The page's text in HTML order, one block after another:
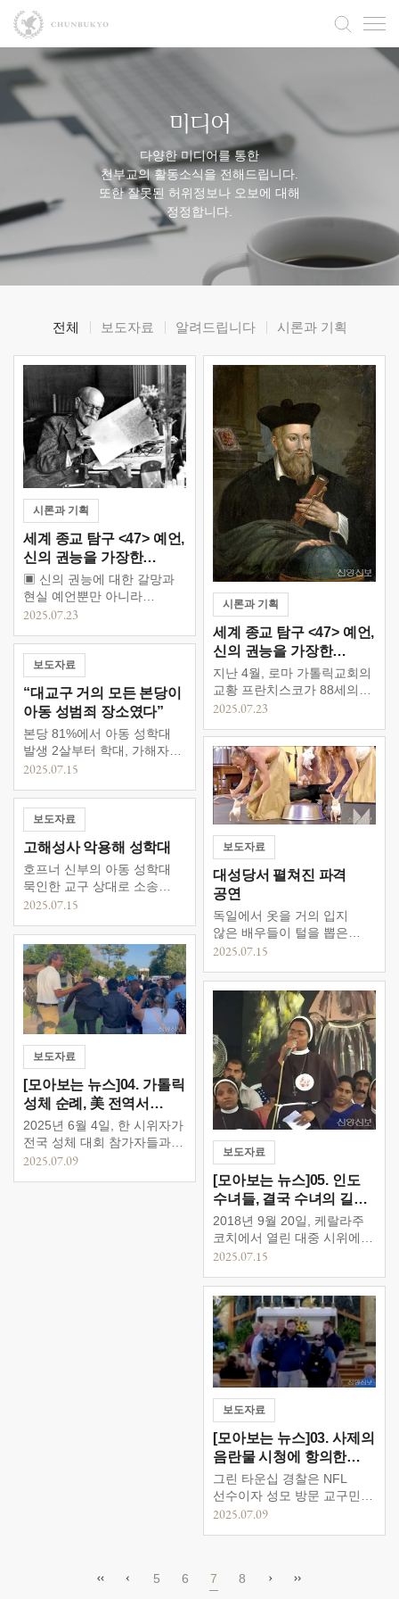
미디어
다양한 미디어를 통한
천부교의 활동소식을 전해드립니다.
또한 잘못된 허위정보나 오보에 대해
정정합니다.
전체 보도자료 알려드립니다 시론과 기획
시론과 기획
세계 종교 탐구 <47> 예언,
신의 권능을 가장한
기만의 역사-②
▣ 신의 권능에 대한 갈망과
현실 예언뿐만 아니라
종교에서 배운 기적이
믿고싶어 하는 다른 사례들이
많다. 지난 4월, 미국
인디애나주의 한
가톨릭교회에서는 성찬용
밀떡에서 붉은 액체가
흘러나왔다며, 밀떡이 예수의
피로 변한 것이라 주장했다.
이들은 성체의 기적이 일어난
증명을 기대하며 생화학적
분석을 의뢰했다. 그러나
분석 결과, 인간의 손에서
흔히 발견되는 곰팡이와 […]
2025.07.23
시론과 기획
세계 종교 탐구 <47> 예언,
신의 권능을 가장한
기만의 역사-①
지난 4월, 로마 가톨릭교회의
교황 프란치스코가 88세의
나이로 사망했다. 세간의
가톨릭의 미래에 옮겨갔고,
이를 내다보았다는 옛
예언들이 다시금 수면 위로
떠오르기 시작했다. 그
예언들은 실제로 미래를
맞췄을까? 이번 『세계 종교
탐구』에서는 최근 언급된 몇
가지 예언들을 알아보고,
21세기인 오늘날에도 이런
예언들이 사라지지 않고
끊임없이 언급되는 현상이
방증하는 것은 무엇일지
탐구해 본다. […]
2025.07.23
보도자료
“대교구 거의 모든 본당이
아동 성범죄 장소였다”
본당 81%에서 아동 성학대
발생 2살부터 학대, 가해자
500명 이상 샌프란시스코
대교구)의 파산 절차
과정에서, 생존자 위원회는
대교구의 반대에도 불구하고
연방 파산 판사의 승인을
받아 아동 성학대 관련 청구
자료를 공개했다. 2023년
대교구가 신청한 파산보호
소송을 제기하거나 피해
사실을 공개하는 길을 제한해
왔다. 그러나 이번에 공개된
자료는 대교구를 […]
2025.07.15
보도자료
대성당서 펼쳐진 파격
공연
독일에서 옷을 거의 입지
않은 배우들이 털을 뽑은
생닭에 기저귀를 채워 춤을
생닭에 기저귀 채우고 춤’
기독교 신앙의 핵심 조롱
독일 파더본 대성당에서
진행된 한 예술 공연에서
옷을 거의 입지 않은
배우들이 털이 뽑힌 생닭을
기저귀 채워 안고 춤을 추는
장면이 연출됐다. ‘Meat is
Meat(살은 살이다)’이라는
[…]
2025.07.15
보도자료
고해성사 악용해 성학대
호프너 신부의 아동 성학대
묵인한 교구 상대로 소송
제기 플로리다 보카 라톤
올랜도 교구와 팜베이의 성
요셉 가톨릭교회, 성 요셉
가톨릭학교를 상대로 소송을
제기했다. 이번 소송은
지난해 1월 로버트 호프너
신부를 살해한 브랜든
카파스와 어린 시절 같은 반
친구였던 성학대 생존자, 숀
토버를 대리해 제기된
것이다. 오렌지 카운티
제9순회법원에 제출된 […]
2025.07.15
보도자료
[모아보는 뉴스]05. 인도
수녀들, 결국 수녀의 길
포기
2018년 9월 20일, 케랄라주
코치에서 열린 대중 시위에서
아누파마 켈라망갈라투벨리
기소된 프랑코이 물라칼
주교의 체포를 요구하는
연설을 하고 있다. 해당
수녀는 2025년 4월에
수도회를 떠났다. 사진
크리스토퍼 조셉 UCA 뉴스
2018년 인도 가톨릭교회 내
성폭행 고발 사건에서 피해
수녀를 지지하며 싸웠던
아누파마 수녀가 공식적으로
수녀직을 사임하고 고향으로
돌아갔다. 사건은
2018년으로 케랄라주의 […]
2025.07.15
보도자료
[모아보는 뉴스]04. 가톨릭
성체 순례, 美 전역서
반가톨릭 시위 직면
2025년 6월 4일, 한 시위자가
전국 성체 대회 참가자들과
대화를 시도하고 있다 미국
2025.07.09
보도자료
[모아보는 뉴스]03. 사제의
음란물 시청에 항의한
교구민 강제 퇴장
그린 타운십 경찰은 NFL
선수이자 성모 방문 교구민인
제이크 맥퀘이드를 2025년
미국 오하이오주 신시내티
2025.07.09
5 6 7 8